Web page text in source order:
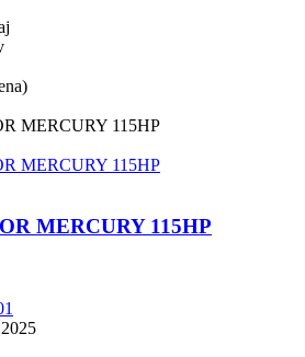
MERCURY 115HP